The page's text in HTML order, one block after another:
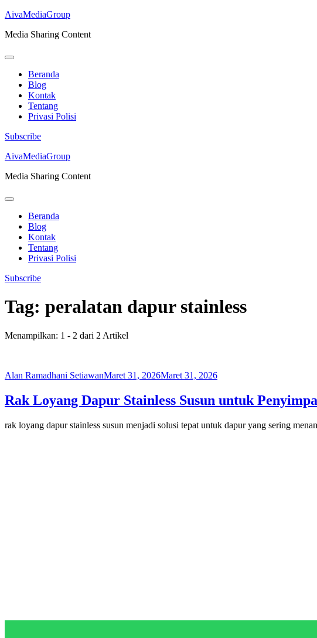
AivaMediaGroup
Media Sharing Content
Beranda
Blog
Kontak
Tentang
Privasi Polisi
Subscribe
Lompat
konten
Enter)
AivaMediaGroup
Media Sharing Content
Beranda
Blog
Kontak
Tentang
Privasi Polisi
Subscribe
Tag: peralatan dapur stainless
Menampilkan: 1 - 2 dari 2 Artikel
Alan Ramadhani SetiawanMaret 31, 2026Maret 31, 2026
Rak Loyang Dapur Stainless Susun untuk
rak loyang dapur stainless susun menjadi solusi tepat untuk dapur yang sering